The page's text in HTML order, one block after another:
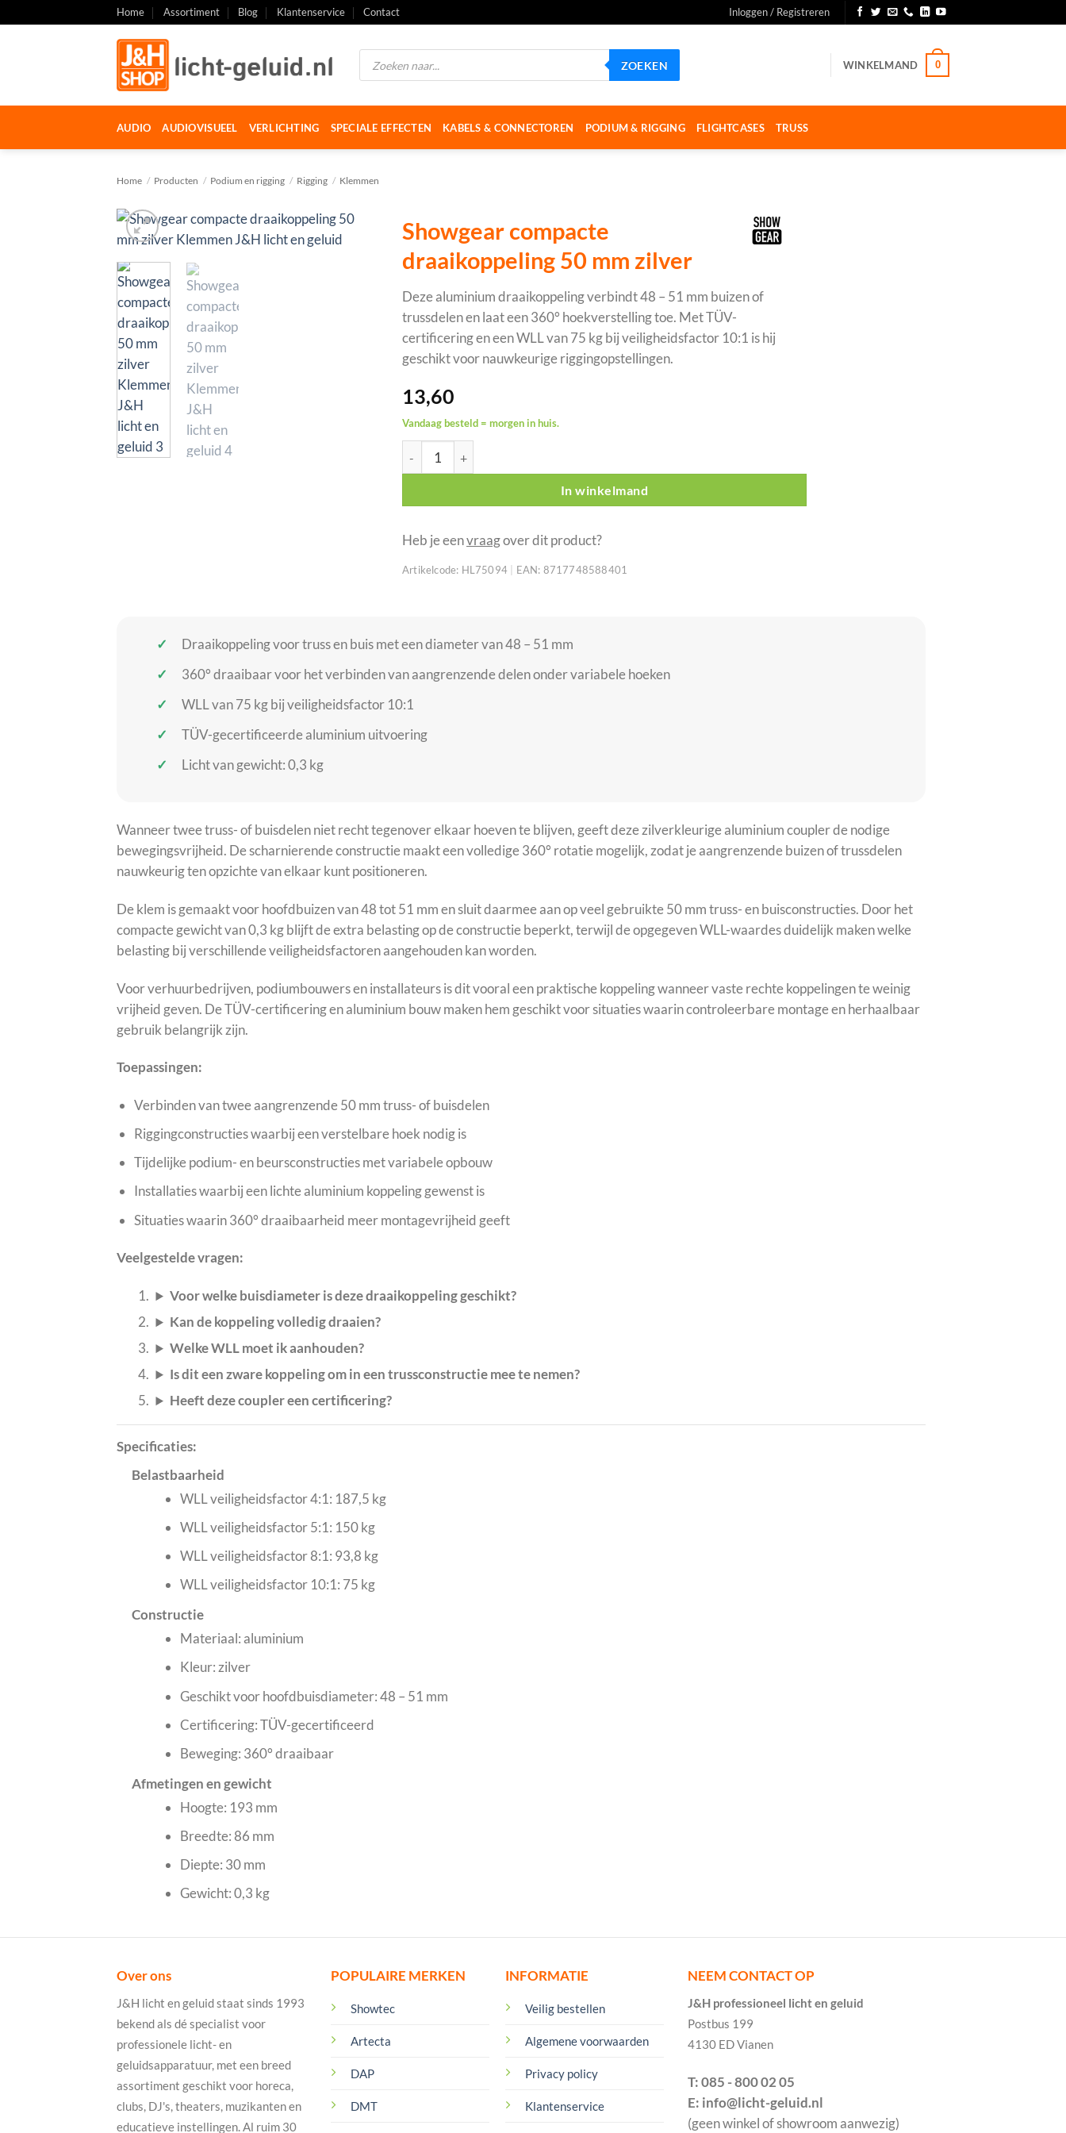
naar
Home Assortiment Blog Klantenservice Contact Inloggen / Registreren
Producten
zoeken
ZOEKEN WINKELMAND 0
AUDIO AUDIOVISUEEL VERLICHTING SPECIALE EFFECTEN KABELS & CONNECTOREN PODIUM & RIGGING FLIGHTCASES TRUSS
Home / Producten / Podium en rigging / Rigging / Klemmen
Showgear compacte
draaikoppeling 50 mm zilver
Deze aluminium draaikoppeling verbindt 48 – 51 mm buizen of
trussdelen en laat een 360° hoekverstelling toe. Met TÜV-
certificering en een WLL van 75 kg bij veiligheidsfactor 10:1 is hij
geschikt voor nauwkeurige riggingopstellingen.
13,60
Vandaag besteld = morgen in huis.
Showgear compacte draaikoppeling 50 mm zilver aantal
In winkelmand
Heb je eenvraagover dit product?
Artikelcode: HL75094 EAN: 8717748588401
Draaikoppeling voor truss en buis met een diameter van 48 – 51 mm
360° draaibaar voor het verbinden van aangrenzende delen onder variabele hoeken
WLL van 75 kg bij veiligheidsfactor 10:1
TÜV-gecertificeerde aluminium uitvoering
Licht van gewicht: 0,3 kg
Wanneer twee truss- of buisdelen niet recht tegenover elkaar hoeven te blijven, geeft deze zilverkleurige aluminium coupler de nodige
bewegingsvrijheid. De scharnierende constructie maakt een volledige 360° rotatie mogelijk, zodat je aangrenzende buizen of trussdelen
nauwkeurig ten opzichte van elkaar kunt positioneren.
De klem is gemaakt voor hoofdbuizen van 48 tot 51 mm en sluit daarmee aan op veel gebruikte 50 mm truss- en buisconstructies. Door het
compacte gewicht van 0,3 kg blijft de extra belasting op de constructie beperkt, terwijl de opgegeven WLL-waardes duidelijk maken welke
belasting bij verschillende veiligheidsfactoren aangehouden kan worden.
Voor verhuurbedrijven, podiumbouwers en installateurs is dit vooral een praktische koppeling wanneer vaste rechte koppelingen te weinig
vrijheid geven. De TÜV-certificering en aluminium bouw maken hem geschikt voor situaties waarin controleerbare montage en herhaalbaar
gebruik belangrijk zijn.
Toepassingen:
Verbinden van twee aangrenzende 50 mm truss- of buisdelen
Riggingconstructies waarbij een verstelbare hoek nodig is
Tijdelijke podium- en beursconstructies met variabele opbouw
Installaties waarbij een lichte aluminium koppeling gewenst is
Situaties waarin 360° draaibaarheid meer montagevrijheid geeft
Veelgestelde vragen:
Voor welke buisdiameter is deze draaikoppeling geschikt?
Kan de koppeling volledig draaien?
Welke WLL moet ik aanhouden?
Is dit een zware koppeling om in een trussconstructie mee te nemen?
Heeft deze coupler een certificering?
Specificaties:
Belastbaarheid
WLL veiligheidsfactor 4:1: 187,5 kg
WLL veiligheidsfactor 5:1: 150 kg
WLL veiligheidsfactor 8:1: 93,8 kg
WLL veiligheidsfactor 10:1: 75 kg
Constructie
Materiaal: aluminium
Kleur: zilver
Geschikt voor hoofdbuisdiameter: 48 – 51 mm
Certificering: TÜV-gecertificeerd
Beweging: 360° draaibaar
Afmetingen en gewicht
Hoogte: 193 mm
Breedte: 86 mm
Diepte: 30 mm
Gewicht: 0,3 kg
Over ons
J&H licht en geluid staat sinds 1993
bekend als dé specialist voor
professionele licht- en
geluidsapparatuur, met een breed
assortiment geschikt voor horeca,
clubs, DJ's, theaters, muzikanten en
educatieve instellingen. Al ruim 30
POPULAIRE MERKEN
Showtec
Artecta
DAP
DMT
INFORMATIE
Veilig bestellen
Algemene voorwaarden
Privacy policy
Klantenservice
NEEM CONTACT OP
J&H professioneel licht en geluid
Postbus 199
4130 ED Vianen
T: 085 - 800 02 05
E: info@licht-geluid.nl
(geen winkel of showroom aanwezig)